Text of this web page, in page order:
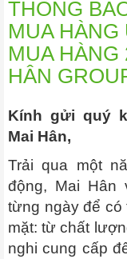
THÔNG
MUA
MUA HÀNG
HÂN
Kính gửi quý
Mai Hân,
Trải qua một
động, Mai Hân
từng ngày để có
mặt: từ chất
nghi cung cấp